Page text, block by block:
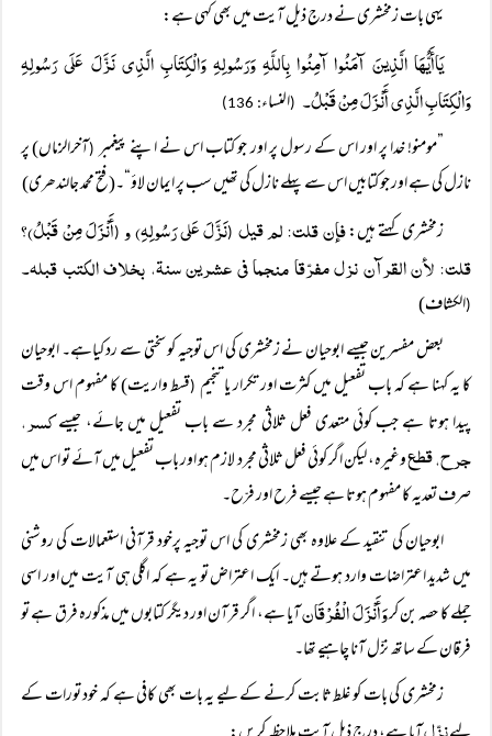
یہی بات زمخشری نے درج ذیل آیت میں بھی کہی ہے:
یَاأَیُّہَا الَّذِینَ آمَنُوا آمِنُوا بِاللَّہِ وَرَسُولِہِ وَالْکِتَابِ الَّذِی نَزَّلَ عَلَی رَسُولِہِ
وَالْکِتَابِ الَّذِی أَنْزَلَ مِنْ قَبْلُ۔ (النساء: 136)
”مومنو! خدا پر اور اس کے رسول پر اور جو کتاب اس نے اپنے پیغمبر (آخرالزماں) پر
نازل کی ہے اور جو کتابیں اس سے پہلے نازل کی تھیں سب پر ایمان لاؤ“۔(فتح محمد جالندھری)
زمخشری کہتے ہیں:فإن قلت: لم قیل (نَزَّلَ عَلی رَسُولِہِ) و (أَنْزَلَ مِنْ قَبْلُ)؟
قلت: لأن القرآن نزل مفرّقا منجما فی عشرین سنة، بخلاف الکتب قبلہ۔
(الکشاف)
بعض مفسرین جیسے ابوحیان نے زمخشری کی اس توجیہ کو سختی سے رد کیاہے۔ ابوحیان
کا یہ کہنا ہے کہ باب تفعیل میں کثرت اور تکرار یا تنجیم (قسط واریت) کا مفہوم اس وقت
پیدا ہوتا ہے جب کوئی متعدی فعل ثلاثی مجرد سے باب تفعیل میں جائے، جیسےکسر،
جرح، قطعوغیرہ، لیکن اگر کوئی فعل ثلاثی مجرد لازم ہو اور باب تفعیل میں آئے تو اس میں
صرف تعدیہ کا مفہوم ہوتا ہے جیسے فرح اور فرّح۔
ابوحیان کی تنقید کے علاوہ بھی زمخشری کی اس توجیہ پرخود قرآنی استعمالات کی روشنی
میں شدید اعتراضات وارد ہوتے ہیں۔ ایک اعتراض تو یہ ہے کہ اگلی ہی آیت میں اور اسی
جملے کا حصہ بن کروَأَنْزَلَ الْفُرْقَانآیا ہے، اگر قرآن اور دیگر کتابوں میں مذکورہ فرق ہے تو
فرقان کے ساتھ نزّل آنا چاہیے تھا۔
زمخشری کی بات کو غلط ثابت کرنے کے لیے یہ بات بھی کافی ہے کہ خود تورات کے